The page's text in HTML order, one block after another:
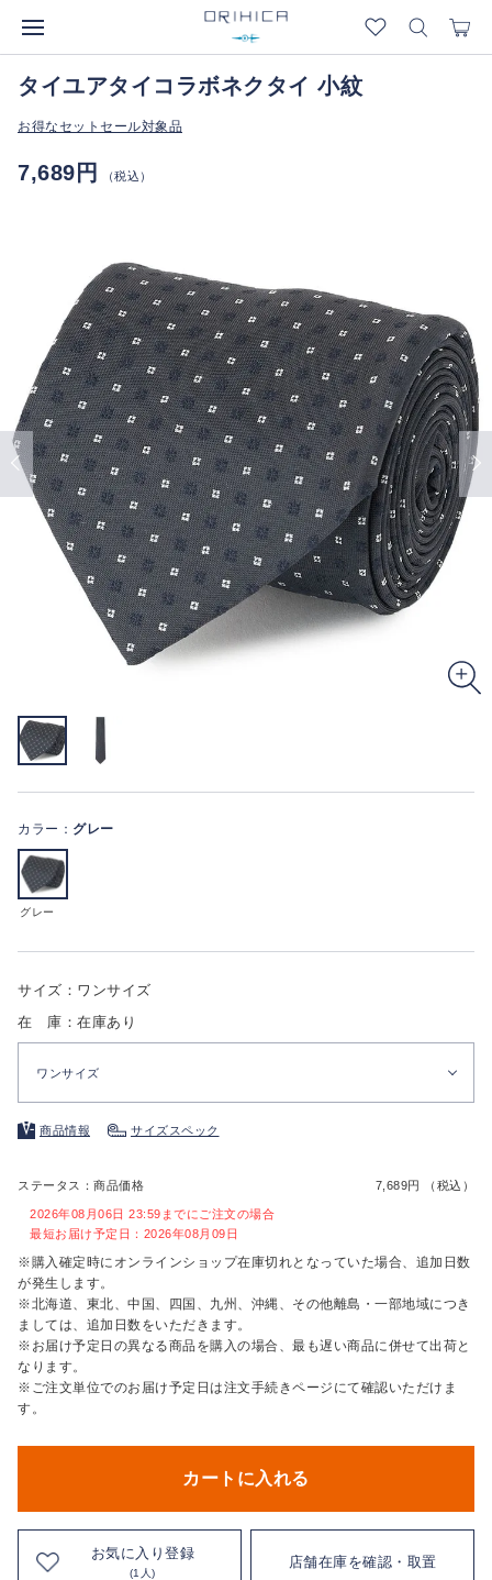
タイユアタイコラボネクタイ 小紋
お得なセットセール対象品
7,689円 （税込）
カラー： グレー
グレー
サイズ：ワンサイズ
在 庫：在庫あり
ワンサイズ
商品情報 サイズスペック
ステータス：商品価格 7,689円 （税込）
2026年08月06日 23:59までにご注文の場合
最短お届け予定日：2026年08月09日
※購入確定時にオンラインショップ在庫切れとなっていた場合、追加日数
が発生します。
※北海道、東北、中国、四国、九州、沖縄、その他離島・一部地域につき
ましては、追加日数をいただきます。
※お届け予定日の異なる商品を購入の場合、最も遅い商品に併せて出荷と
なります。
※ご注文単位でのお届け予定日は注文手続きページにて確認いただけま
す。
カートに入れる
お気に入り登録
(1人)
店舗在庫を確認・取置